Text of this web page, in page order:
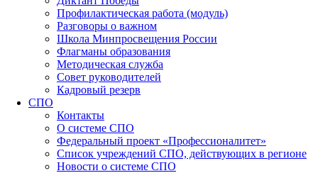
Профилактическая работа (модуль)
Разговоры о важном
Школа Минпросвещения России
Флагманы образования
Методическая служба
Совет руководителей
Кадровый резерв
СПО
Контакты
О системе СПО
Федеральный проект «Профессионалитет»
Список учреждений СПО, действующих в регионе
Новости о системе СПО